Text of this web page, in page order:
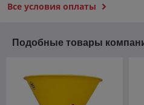
Все условия оплаты
Подобные товары